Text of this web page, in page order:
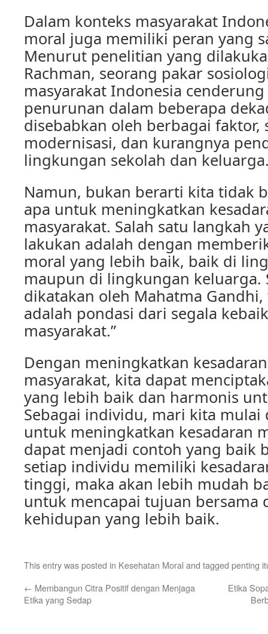
Dalam konteks masyarakat
moral juga memiliki peran yang
Menurut penelitian yang
Rachman, seorang pakar
masyarakat Indonesia
penurunan dalam beberapa
disebabkan oleh berbagai faktor,
modernisasi, dan kurangnya
lingkungan sekolah dan
Namun, bukan berarti kita tidak
apa untuk meningkatkan
masyarakat. Salah satu langkah
lakukan adalah dengan
moral yang lebih baik, baik di
maupun di lingkungan keluarga.
dikatakan oleh Mahatma Gandhi,
adalah pondasi dari segala
masyarakat.”
Dengan meningkatkan
masyarakat, kita dapat
yang lebih baik dan harmonis
Sebagai individu, mari kita
untuk meningkatkan kesadaran
dapat menjadi contoh yang baik
setiap individu memiliki
tinggi, maka akan lebih mudah
untuk mencapai tujuan bersama
kehidupan yang lebih baik.
This entry was posted in Kesehatan Moral and tagged penting
← Membangun Citra Positif dengan Menjaga
Etika yang Sedap
Etika